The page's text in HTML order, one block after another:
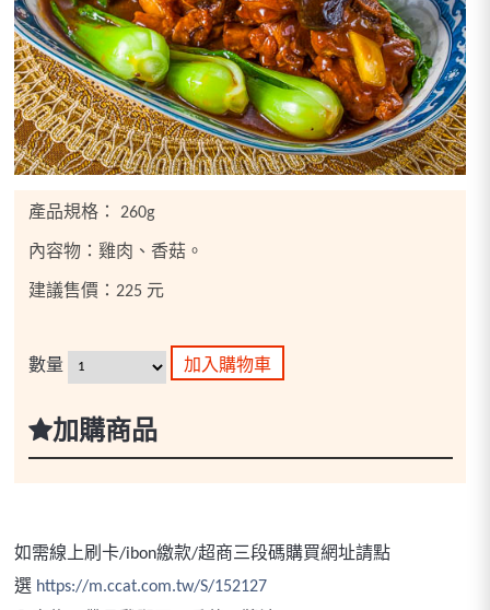
產品規格： 260g
內容物：雞肉、香菇。
建議售價：225 元
數量
加購商品
如需線上刷卡/ibon繳款/超商三段碼購買網址請點
選 https://m.ccat.com.tw/S/152127